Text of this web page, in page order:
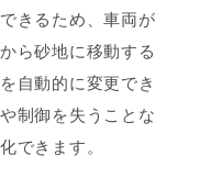
きるため、車両が
ら砂地に移動する
自動的に変更でき
制御を失うことな
できます。